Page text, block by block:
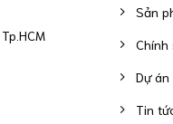
Sản
Dự án
Tin